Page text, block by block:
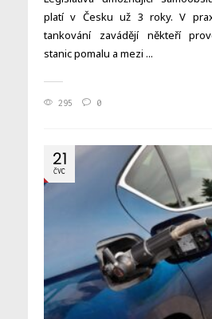
platí v Česku už 3 roky. V
tankování zavádějí někteří
stanic pomalu a mezi ...
295 0
21
ČVC